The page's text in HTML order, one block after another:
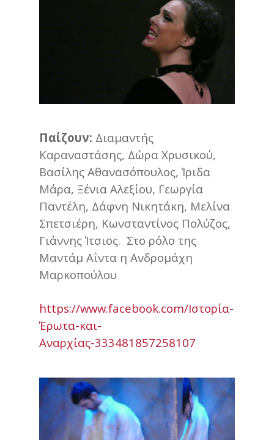
Παίζουν: Διαμαντής
Καραναστάσης, Δώρα Χρυσικού,
Βασίλης Αθανασόπουλος, Ίριδα
Μάρα, Ξένια Αλεξίου, Γεωργία
Παντέλη, Δάφνη Νικητάκη, Μελίνα
Σπετσιέρη, Κωνσταντίνος Πολύζος,
Γιάννης Ίτσιος. Στο ρόλο της
Μαντάμ Αΐντα η Ανδρομάχη
Μαρκοπούλου
https://www.facebook.com/Ιστορία-
Έρωτα-και-
Αναρχίας-333481857258107